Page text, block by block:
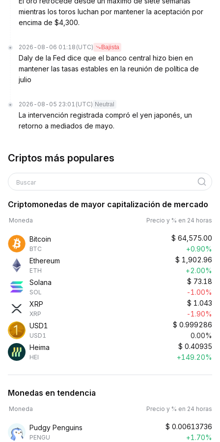
mientras los toros luchan por mantener la aceptación por
encima de $4,300.
2026-08-06 01:18 (UTC) Bajista
Daly de la Fed dice que el banco central hizo bien en
mantener las tasas estables en la reunión de política de
julio
2026-08-05 23:01 (UTC) Neutral
La intervención registrada compró el yen japonés, un
retorno a mediados de mayo.
Criptos más populares
Buscar
Criptomonedas de mayor capitalización de mercado
Moneda Precio y % en 24 horas
Bitcoin
BTC
$ 64,575.00
+0.90%
Ethereum
ETH
$ 1,902.96
+2.00%
Solana
SOL
$ 73.18
-1.00%
XRP
XRP
$ 1.043
-1.90%
USD1
USD1
$ 0.999286
0.00%
Heima
HEI
$ 0.40935
+149.20%
Monedas en tendencia
Moneda Precio y % en 24 horas
Pudgy Penguins
PENGU
$ 0.00613736
+1.70%